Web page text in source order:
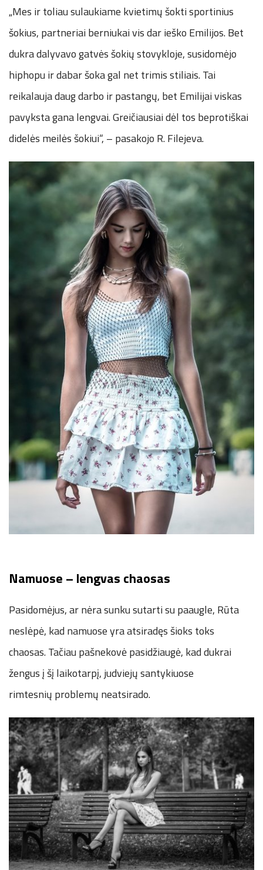
„Mes ir toliau sulaukiame kvietimų šokti sportinius
šokius, partneriai berniukai vis dar ieško Emilijos. Bet
dukra dalyvavo gatvės šokių stovykloje, susidomėjo
hiphopu ir dabar šoka gal net trimis stiliais. Tai
reikalauja daug darbo ir pastangų, bet Emilijai viskas
pavyksta gana lengvai. Greičiausiai dėl tos beprotiškai
didelės meilės šokiui“, – pasakojo R. Filejeva.
Namuose – lengvas chaosas
Pasidomėjus, ar nėra sunku sutarti su paaugle, Rūta
neslėpė, kad namuose yra atsiradęs šioks toks
chaosas. Tačiau pašnekovė pasidžiaugė, kad dukrai
žengus į šį laikotarpį, judviejų santykiuose
rimtesnių problemų neatsirado.